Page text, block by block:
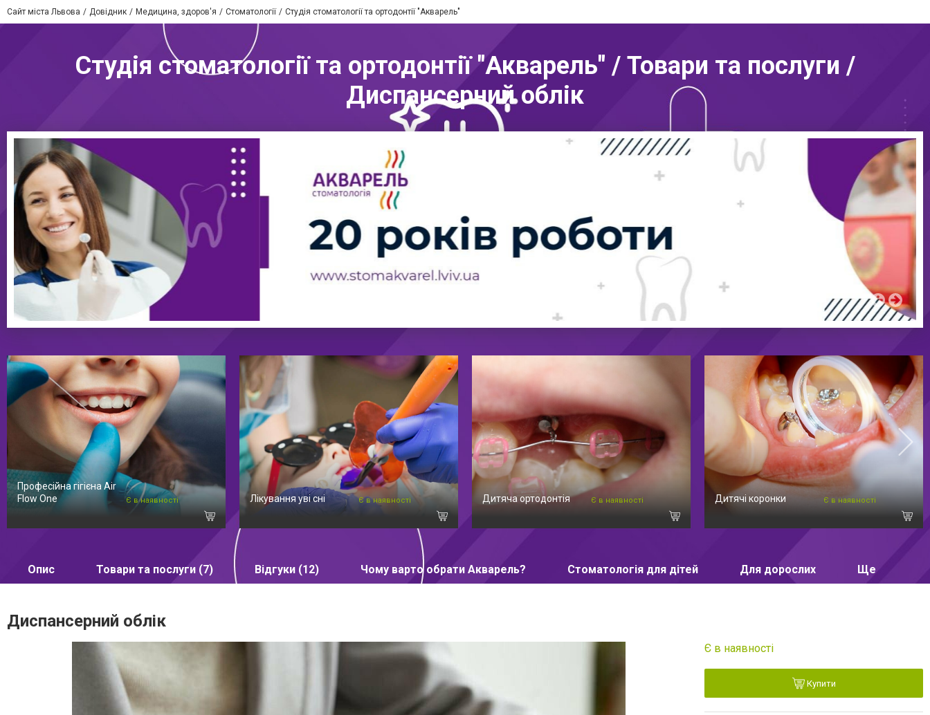
Сайт міста Львова Довідник Медицина, здоров'я Стоматології Студія стоматології та ортодонтії "Акварель"
Студія стоматології та ортодонтії "Акварель" / Товари та послуги /
Диспансерний облік
Професійна гігієна Air
Flow One
Є в наявності Лікування уві сні Є в наявності Дитяча ортодонтія Є в наявності Дитячі коронки Є в наявності
Опис Товари та послуги (7) Відгуки (12) Чому варто обрати Акварель? Стоматологія для дітей Для дорослих Ще
Диспансерний облік
Є в наявності
Купити